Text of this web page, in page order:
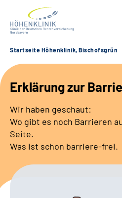
Unsere Klinik
Leistungsangebot
Fachbereiche
Service
Karriere
Startseite Höhenklinik, Bischofsgrün
Erklärung zur
Wir haben geschaut:
Wo gibt es noch Barrieren
Seite.
Was ist schon barriere-frei.